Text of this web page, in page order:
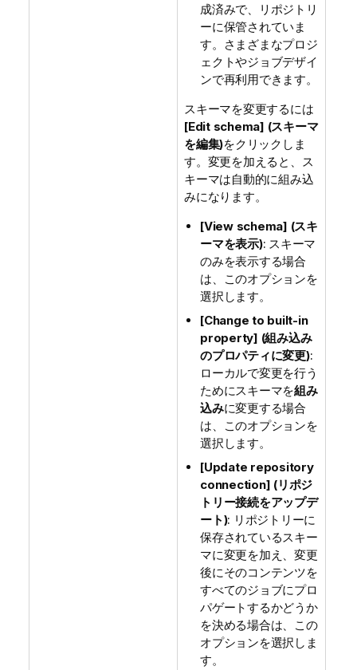
成済みで、リポジトリ
ーに保管されていま
す。さまざまなプロジ
ェクトやジョブデザイ
ンで再利用できます。
スキーマを変更するには
[Edit schema] (スキーマ
を編集)をクリックしま
す。変更を加えると、ス
キーマは自動的に組み込
みになります。
[View schema] (スキ
ーマを表示): スキーマ
のみを表示する場合
は、このオプションを
選択します。
[Change to built-in
property] (組み込み
のプロパティに変更):
ローカルで変更を行う
ためにスキーマを組み
込みに変更する場合
は、このオプションを
選択します。
[Update repository
connection] (リポジ
トリー接続をアップデ
ート): リポジトリーに
保存されているスキー
マに変更を加え、変更
後にそのコンテンツを
すべてのジョブにプロ
パゲートするかどうか
を決める場合は、この
オプションを選択しま
す。